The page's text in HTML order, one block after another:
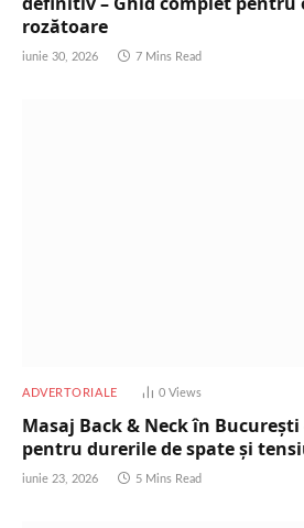
rozătoare
iunie 30, 2026 7 Mins Read
ADVERTORIALE 0 Views
Masaj Back & Neck în
pentru durerile de spate și
iunie 23, 2026 5 Mins Read